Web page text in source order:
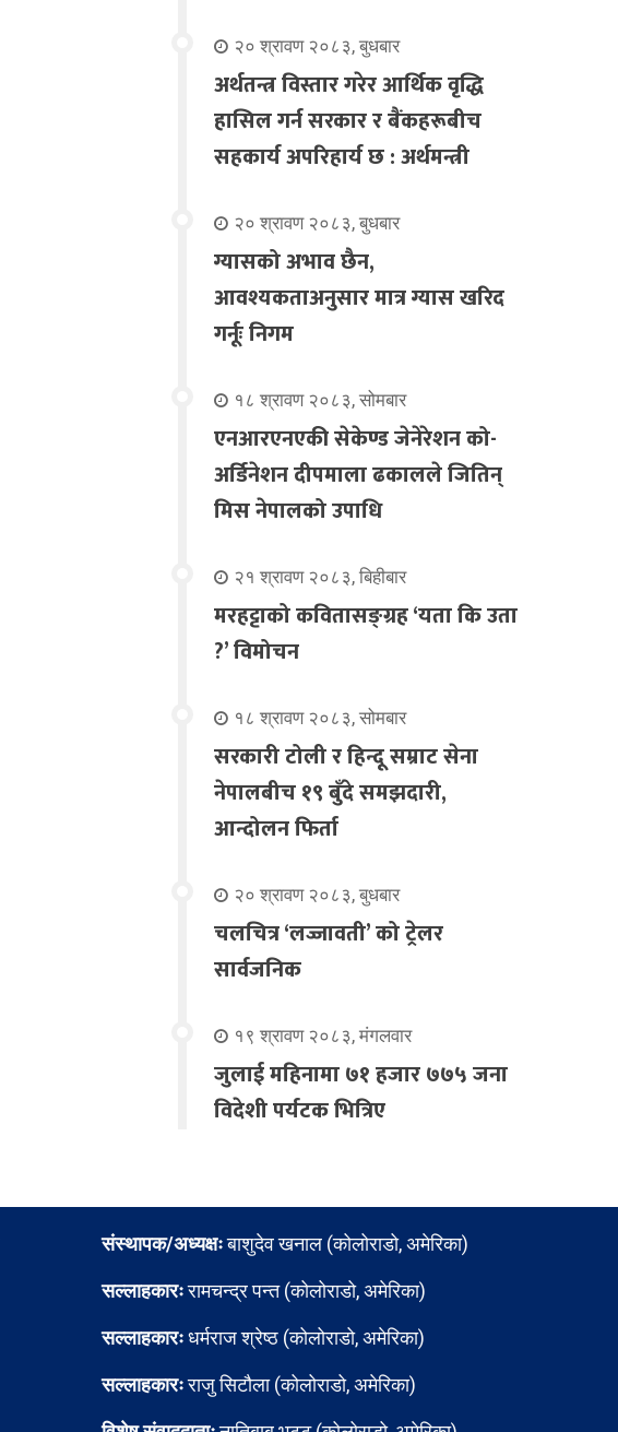
२० श्रावण २०८३, बुधबार
अर्थतन्त्र विस्तार गरेर आर्थिक वृद्धि
हासिल गर्न सरकार र बैंकहरूबीच
सहकार्य अपरिहार्य छ : अर्थमन्त्री
२० श्रावण २०८३, बुधबार
ग्यासको अभाव छैन,
आवश्यकताअनुसार मात्र ग्यास खरिद
गर्नूः निगम
१८ श्रावण २०८३, सोमबार
एनआरएनएकी सेकेण्ड जेनेरेशन को-
अर्डिनेशन दीपमाला ढकालले जितिन्
मिस नेपालको उपाधि
२१ श्रावण २०८३, बिहीबार
मरहट्टाको कवितासङ्ग्रह ‘यता कि उता
?’ विमोचन
१८ श्रावण २०८३, सोमबार
सरकारी टोली र हिन्दू सम्राट सेना
नेपालबीच १९ बुँदे समझदारी,
आन्दोलन फिर्ता
२० श्रावण २०८३, बुधबार
चलचित्र ‘लज्जावती’ को ट्रेलर
सार्वजनिक
१९ श्रावण २०८३, मंगलवार
जुलाई महिनामा ७१ हजार ७७५ जना
विदेशी पर्यटक भित्रिए
संस्थापक/अध्यक्षःबाशुदेव खनाल (कोलोराडो, अमेरिका)
सल्लाहकारःरामचन्द्र पन्त (कोलोराडो, अमेरिका)
सल्लाहकारःधर्मराज श्रेष्ठ (कोलोराडो, अमेरिका)
सल्लाहकारःराजु सिटौला (कोलोराडो, अमेरिका)